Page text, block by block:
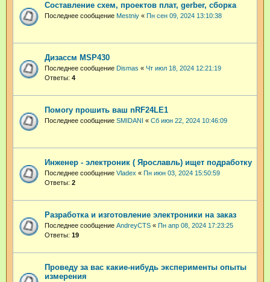
Составление схем, проектов плат, gerber, сборка
Последнее сообщение Mestniy « Пн сен 09, 2024 13:10:38
Дизассм MSP430
Последнее сообщение Dismas « Чт июл 18, 2024 12:21:19
Ответы: 4
Помогу прошить ваш nRF24LE1
Последнее сообщение SMIDANI « Сб июн 22, 2024 10:46:09
Инженер - электроник ( Ярославль) ищет подработку
Последнее сообщение Vladex « Пн июн 03, 2024 15:50:59
Ответы: 2
Разработка и изготовление электроники на заказ
Последнее сообщение AndreyCTS « Пн апр 08, 2024 17:23:25
Ответы: 19
Проведу за вас какие-нибудь эксперименты опыты
измерения